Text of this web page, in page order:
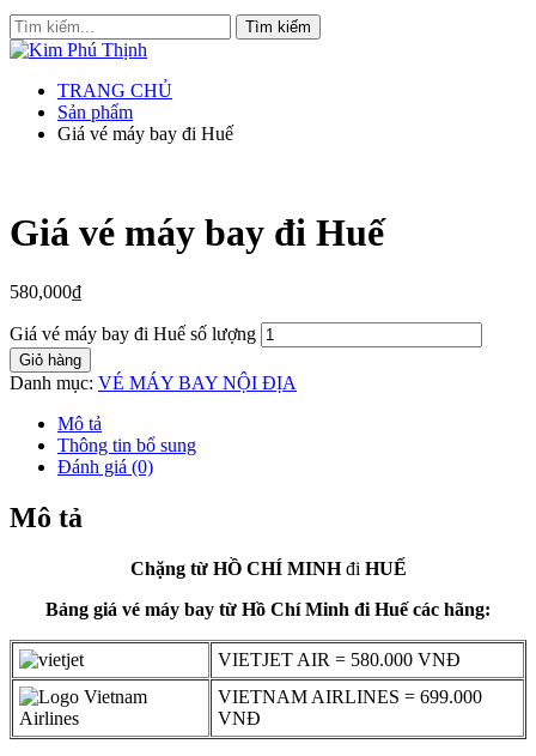
TRANG CHỦ
Sản phẩm
Giá vé máy bay đi Huế
Giá vé máy bay đi Huế
580,000₫
Giá vé máy bay đi Huế số lượng
Giỏ hàng
Danh mục: VÉ MÁY BAY NỘI ĐỊA
Mô tả
Thông tin bổ sung
Đánh giá (0)
Mô tả
Chặng từ HỒ CHÍ MINHđi HUẾ
Bảng giá vé máy bay từ Hồ Chí Minh đi Huế các hãng:
VIETJET AIR = 580.000 VNĐ
VIETNAM AIRLINES = 699.000
VNĐ